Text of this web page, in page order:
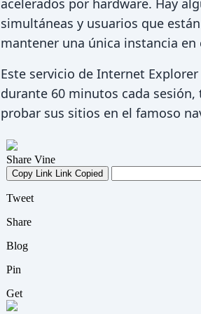
acelerados por hardware. Hay
simultáneas y usuarios que
mantener una única instancia en
Este servicio de Internet
durante 60 minutos cada
probar sus sitios en el famoso